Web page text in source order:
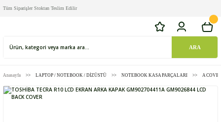
Tüm Siparişler Stoktan Teslim Edilir
ARA
Anasayfa LAPTOP / NOTEBOOK / DİZÜSTÜ NOTEBOOK KASA PARÇALARI A